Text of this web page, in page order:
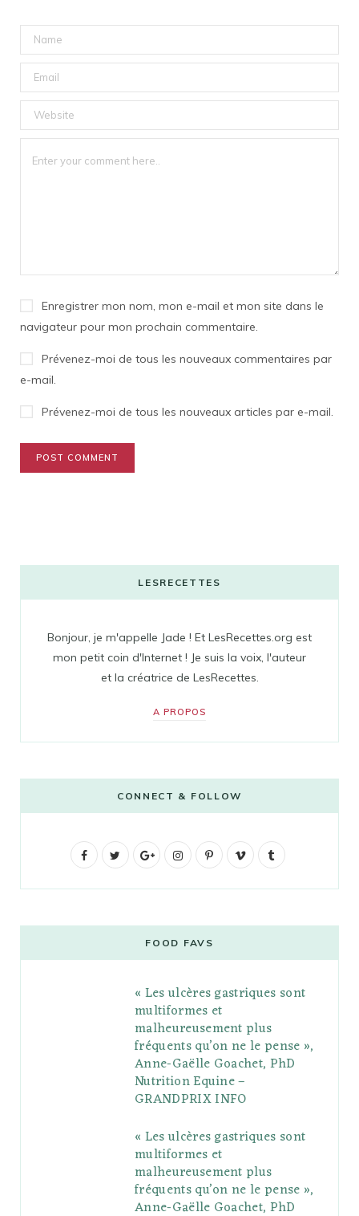
Enregistrer mon nom, mon e-mail et mon site dans le
navigateur pour mon prochain commentaire.
Prévenez-moi de tous les nouveaux commentaires par
e-mail.
Prévenez-moi de tous les nouveaux articles par e-mail.
LESRECETTES
Bonjour, je m'appelle Jade ! Et LesRecettes.org est
mon petit coin d'Internet ! Je suis la voix, l'auteur
et la créatrice de LesRecettes.
A PROPOS
CONNECT & FOLLOW
F
b
t
G
g
l
e
P
l
s
I
t
a
g
r
a
m
P
e
r
e
s
V
o
l
r
FOOD FAVS
« Les ulcères gastriques sont
multiformes et
malheureusement plus
fréquents qu’on ne le pense »,
Anne-Gaëlle Goachet, PhD
Nutrition Equine –
GRANDPRIX INFO
« Les ulcères gastriques sont
multiformes et
malheureusement plus
fréquents qu’on ne le pense »,
Anne-Gaëlle Goachet, PhD